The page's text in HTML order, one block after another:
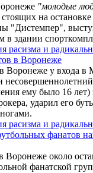
"молодые
на
"Дистемпер",
в здании
расизма и
в Воронеже
Воронеже у входа в
ему было 16 лет)
ударил его
расизма и
фанатов
Воронеже около
фанатской